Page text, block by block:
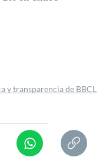
y transparencia de BBCL